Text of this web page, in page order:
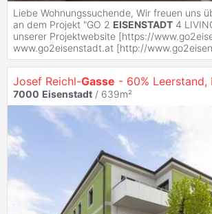
Liebe Wohnungssuchende, Wir freuen uns
an dem Projekt "GO 2 EISENSTADT 4
unserer Projektwebsite [https://
www.go2eisenstadt.at [http://
Josef Reichl-Gasse - 60% Leerstand,
7000 Eisenstadt / 639m²